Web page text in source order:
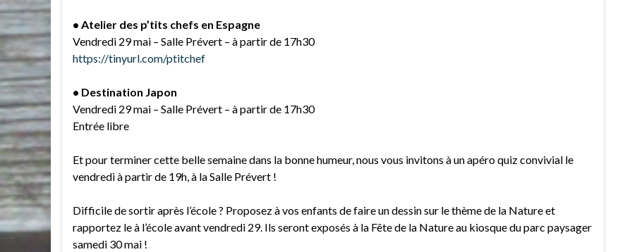
• Atelier des p’tits chefs en Espagne
Vendredi 29 mai – Salle Prévert – à partir de 17h30
https://tinyurl.com/ptitchef
• Destination Japon
Vendredi 29 mai – Salle Prévert – à partir de 17h30
Entrée libre
Et pour terminer cette belle semaine dans la bonne humeur, nous vous invitons à un apéro quiz convivial le
vendredi à partir de 19h, à la Salle Prévert !
Difficile de sortir après l’école ? Proposez à vos enfants de faire un dessin sur le thème de la Nature et
rapportez le à l’école avant vendredi 29. Ils seront exposés à la Fête de la Nature au kiosque du parc paysager
samedi 30 mai !